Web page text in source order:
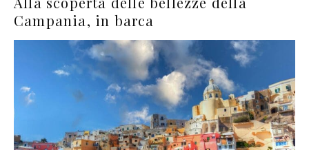
Campania, in barca